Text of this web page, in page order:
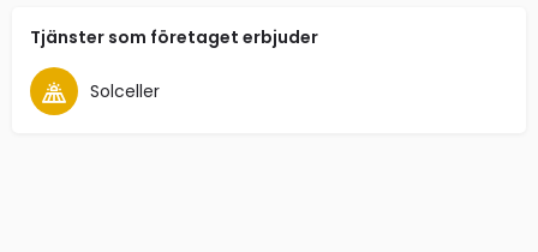
Tjänster som företaget erbjuder
Solceller